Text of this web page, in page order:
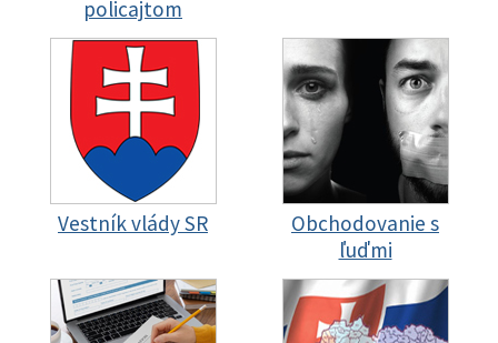
policajtom
Vestník vlády SR
Obchodovanie s
ľuďmi